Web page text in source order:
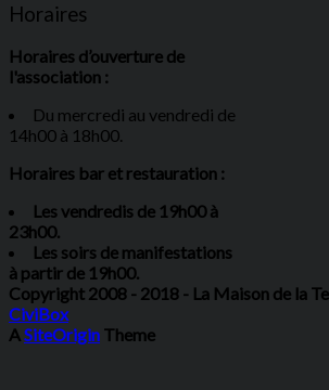
Horaires
Horaires d’ouverture de
l'association :
Du mercredi au vendredi de
14h00 à 18h00.
Horaires bar et restauration :
Les vendredis de 19h00 à
23h00.
Les soirs de manifestations
à partir de 19h00.
Copyright 2008 - 2018 - La Maison de la
CiviBox
ASiteOrigin Theme